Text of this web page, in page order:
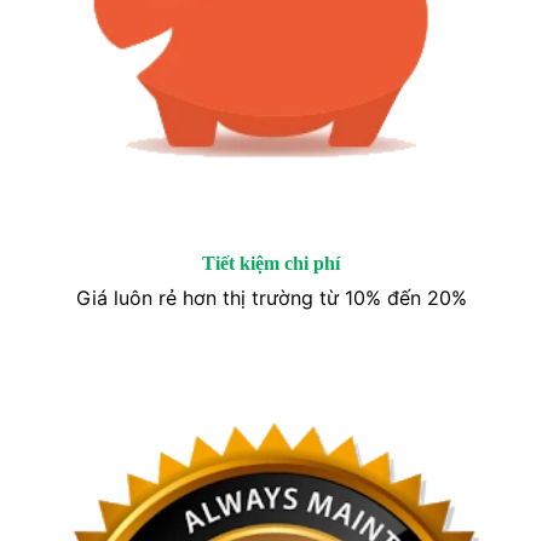
Tiết kiệm chi phí
Giá luôn rẻ hơn thị trường từ 10% đến 20%